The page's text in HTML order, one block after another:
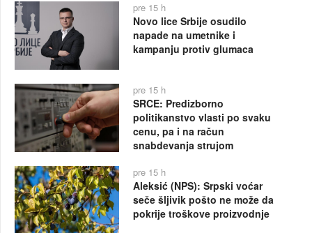
pre 15 h
Novo lice Srbije osudilo
napade na umetnike i
kampanju protiv glumaca
pre 15 h
SRCE: Predizborno
politikanstvo vlasti po svaku
cenu, pa i na račun
snabdevanja strujom
pre 15 h
Aleksić (NPS): Srpski voćar
seče šljivik pošto ne može da
pokrije troškove proizvodnje